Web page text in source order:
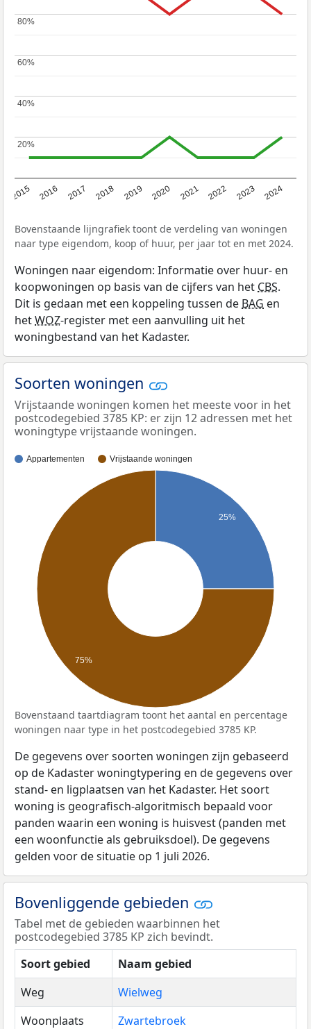
2015 2016 2017 2018 2019 2020 2021 2022 2023 2024
20%
20%
40%
40%
60%
60%
80%
80%
Bovenstaande lijngrafiek toont de verdeling van woningen
naar type eigendom, koop of huur, per jaar tot en met 2024.
Woningen naar eigendom: Informatie over huur- en
koopwoningen op basis van de cijfers van het CBS.
Dit is gedaan met een koppeling tussen de BAG en
hetWOZ-register met een aanvulling uit het
woningbestand van het Kadaster.
Soorten woningen
Vrijstaande woningen komen het meeste voor in het
postcodegebied 3785 KP: er zijn 12 adressen met het
woningtype vrijstaande woningen.
Appartementen Vrijstaande woningen
25%
75%
Bovenstaand taartdiagram toont het aantal en percentage
woningen naar type in het postcodegebied 3785 KP.
De gegevens over soorten woningen zijn gebaseerd
op de Kadaster woningtypering en de gegevens over
stand- en ligplaatsen van het Kadaster. Het soort
woning is geografisch-algoritmisch bepaald voor
panden waarin een woning is huisvest (panden met
een woonfunctie als gebruiksdoel). De gegevens
gelden voor de situatie op 1 juli 2026.
Bovenliggende gebieden
Tabel met de gebieden waarbinnen het
postcodegebied 3785 KP zich bevindt.
Soort gebied
Naam gebied
Weg
Wielweg
Woonplaats
Zwartebroek